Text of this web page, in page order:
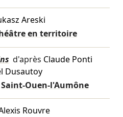
Areski
en territoire
d'après Claude Ponti
Dusautoy
Saint-Ouen-l'Aumône
Rouvre